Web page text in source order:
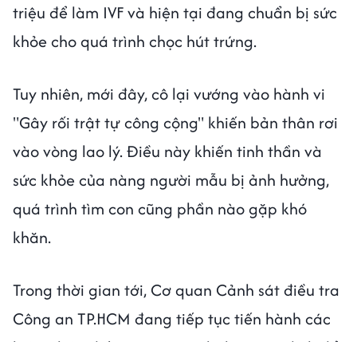
triệu để làm IVF và hiện tại đang chuẩn bị sức
khỏe cho quá trình chọc hút trứng.
Tuy nhiên, mới đây, cô lại vướng vào hành vi
"Gây rối trật tự công cộng" khiến bản thân rơi
vào vòng lao lý. Điều này khiến tinh thần và
sức khỏe của nàng người mẫu bị ảnh hưởng,
quá trình tìm con cũng phần nào gặp khó
khăn.
Trong thời gian tới, Cơ quan Cảnh sát điều tra
Công an TP.HCM đang tiếp tục tiến hành các